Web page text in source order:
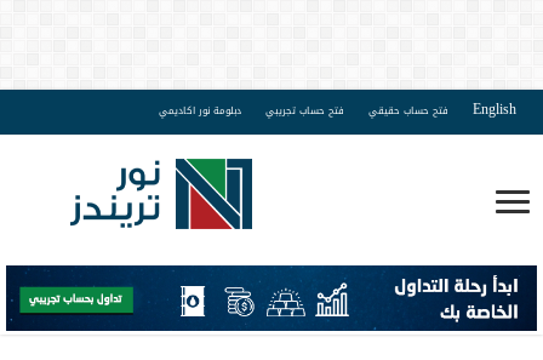
English فتح حساب حقيقي فتح حساب تجريبي دبلومة نور اكاديمي